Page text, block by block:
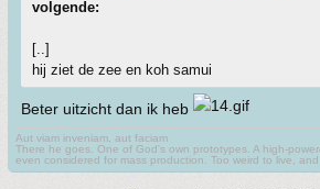
volgende:
[..]
hij ziet de zee en koh samui
Beter uitzicht dan ik heb
Aut viam inveniam, aut faciam
There he goes. One of God's own prototypes. A high-
even considered for mass production. Too weird to live,